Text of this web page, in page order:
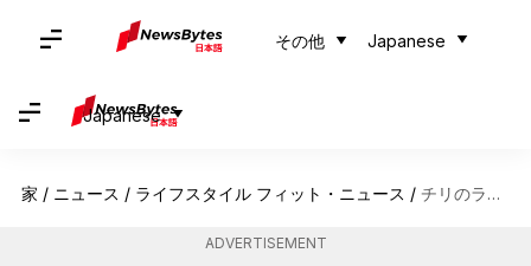
その他 Japanese
Japanese
家 / ニュース / ライフスタイル フィット・ニュース / チリのラウカ国立公園: 多様な山頂と野生動物の道
ADVERTISEMENT